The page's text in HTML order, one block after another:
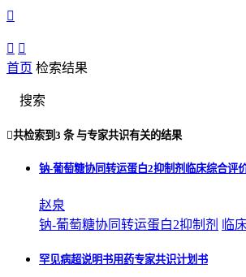

 
首页 检索结果
搜索
共检索到 3 条与专家共识有关的结果
钠-葡萄糖协同转运蛋白2抑制剂临床综合评
赵泉
钠-葡萄糖协同转运蛋白2抑制剂
临
罕见病超说明书用药专家共识计划书